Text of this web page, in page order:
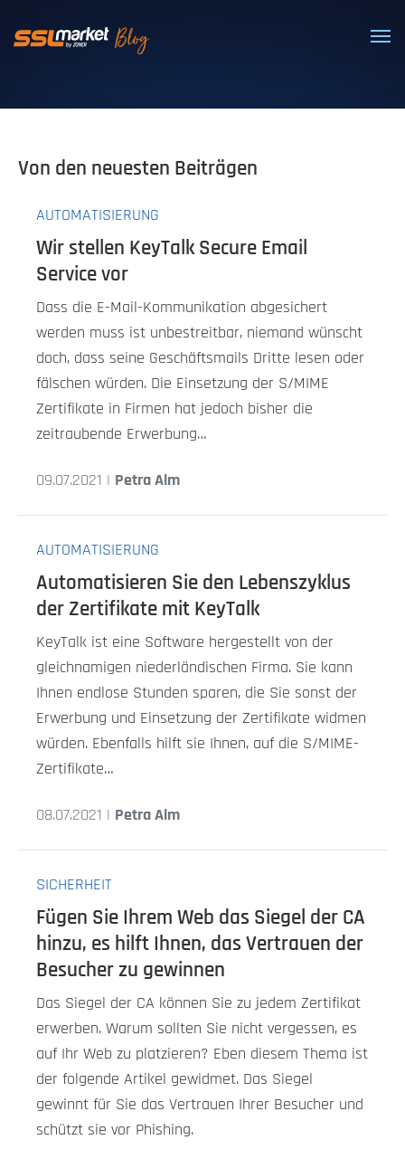
Vertrauenswürdige SSL/TLS-
Von den neuesten Beiträgen
AUTOMATISIERUNG
Wir stellen KeyTalk Secure Email
Service vor
Dass die E-Mail-Kommunikation abgesichert
werden muss ist unbestreitbar, niemand wünscht
doch, dass seine Geschäftsmails Dritte lesen oder
fälschen würden. Die Einsetzung der S/MIME
Zertifikate in Firmen hat jedoch bisher die
zeitraubende Erwerbung…
09.07.2021 | Petra Alm
AUTOMATISIERUNG
Automatisieren Sie den Lebenszyklus
der Zertifikate mit KeyTalk
KeyTalk ist eine Software hergestellt von der
gleichnamigen niederländischen Firma. Sie kann
Ihnen endlose Stunden sparen, die Sie sonst der
Erwerbung und Einsetzung der Zertifikate widmen
würden. Ebenfalls hilft sie Ihnen, auf die S/MIME-
Zertifikate…
08.07.2021 | Petra Alm
SICHERHEIT
Fügen Sie Ihrem Web das Siegel der CA
hinzu, es hilft Ihnen, das Vertrauen der
Besucher zu gewinnen
Das Siegel der CA können Sie zu jedem Zertifikat
erwerben. Warum sollten Sie nicht vergessen, es
auf Ihr Web zu platzieren? Eben diesem Thema ist
der folgende Artikel gewidmet. Das Siegel
gewinnt für Sie das Vertrauen Ihrer Besucher und
schützt sie vor Phishing.